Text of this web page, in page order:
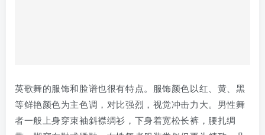
等，与角色形象相呼应。脸谱大部分舞者会绘制，以黑、
白、红为主色，配以青、蓝、黄等颜色，色彩鲜艳，如时
迁、李逵等角色都有独特的脸谱样式，持铃鼓者为武生